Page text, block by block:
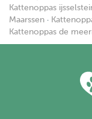
Kattenoppas
Maarssen ·
Kattenoppas de